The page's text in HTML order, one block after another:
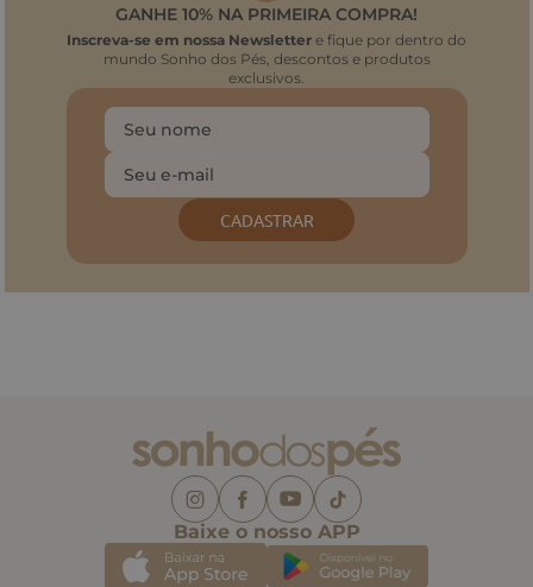
GANHE 10% NA PRIMEIRA COMPRA!
Inscreva-se em nossa Newsletter e fique por dentro do
mundo Sonho dos Pés, descontos e produtos
exclusivos.
CADASTRAR
Baixe o nosso APP